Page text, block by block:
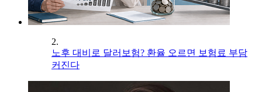
2.
노후 대비로 달러보험? 환율 오르면 보험료 부담
커진다